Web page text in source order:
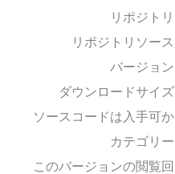
リポジトリ
リポジトリソース
バージョン
ダウンロードサイズ
ソースコードは入手可か
カテゴリー
このバージョンの閲覧回